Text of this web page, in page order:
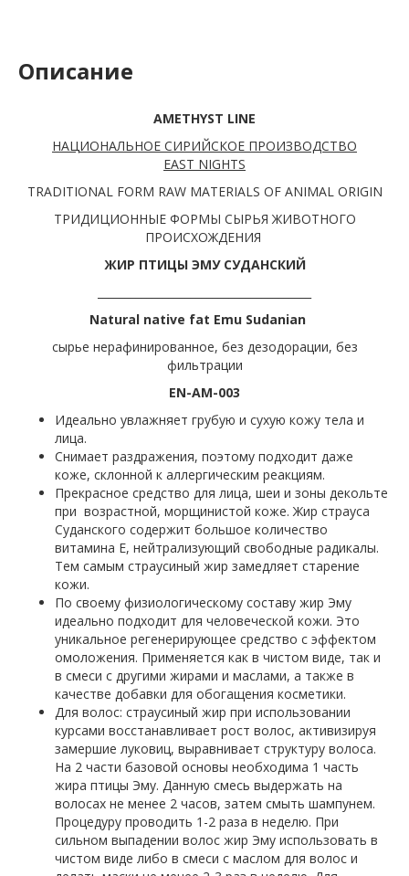
Описание
AMETHYST LINE
НАЦИОНАЛЬНОЕ СИРИЙСКОЕ ПРОИЗВОДСТВО
EAST NIGHTS
TRADITIONAL FORM RAW MATERIALS OF ANIMAL ORIGIN
ТРИДИЦИОННЫЕ ФОРМЫ СЫРЬЯ ЖИВОТНОГО
ПРОИСХОЖДЕНИЯ
ЖИР ПТИЦЫ ЭМУ СУДАНСКИЙ
Natural native fat Emu Sudanian
сырье нерафинированное, без дезодорации, без
фильтрации
EN-AM-003
Идеально увлажняет грубую и сухую кожу тела и
лица.
Снимает раздражения, поэтому подходит даже
коже, склонной к аллергическим реакциям.
Прекрасное средство для лица, шеи и зоны декольте
при возрастной, морщинистой коже. Жир страуса
Суданского содержит большое количество
витамина Е, нейтрализующий свободные радикалы.
Тем самым страусиный жир замедляет старение
кожи.
По своему физиологическому составу жир Эму
идеально подходит для человеческой кожи. Это
уникальное регенерирующее средство с эффектом
омоложения. Применяется как в чистом виде, так и
в смеси с другими жирами и маслами, а также в
качестве добавки для обогащения косметики.
Для волос: страусиный жир при использовании
курсами восстанавливает рост волос, активизируя
замершие луковиц, выравнивает структуру волоса.
На 2 части базовой основы необходима 1 часть
жира птицы Эму. Данную смесь выдержать на
волосах не менее 2 часов, затем смыть шампунем.
Процедуру проводить 1-2 раза в неделю. При
сильном выпадении волос жир Эму использовать в
чистом виде либо в смеси с маслом для волос и